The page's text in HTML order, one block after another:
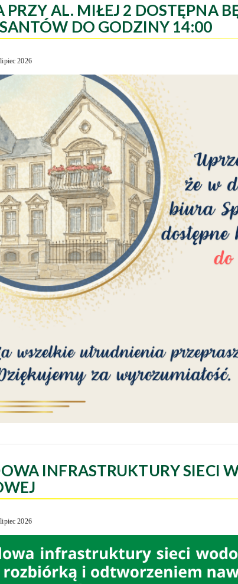
PRZY AL. MIŁEJ 2 DOSTĘPNA
DO GODZINY 14:00
2026
INFRASTRUKTURY SIECI
2026